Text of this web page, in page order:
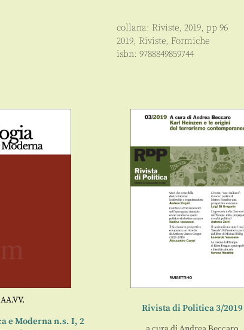
collana: Riviste, 2019, pp 96
2019, Riviste, Formiche
isbn: 9788849859744
AA.VV.
e Moderna n.s. I, 2
Rivista di Politica 3/2019